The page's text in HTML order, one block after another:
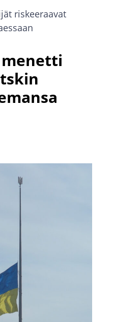
riskeeraavat
menetti